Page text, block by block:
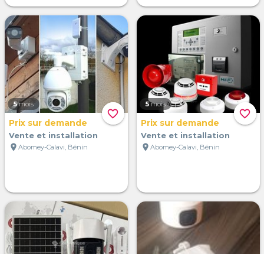
favorite_border
5 mois
Prix sur demande
Vente et installation
location_on Abomey-Calavi, Bénin
favorite_border
5 mois
Prix sur demande
Vente et installation
location_on Abomey-Calavi, Bénin